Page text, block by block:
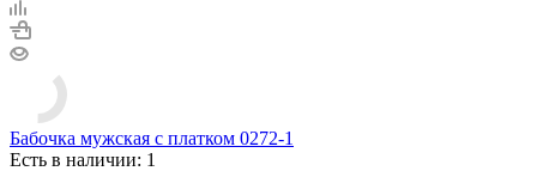
Бабочка мужская с платком 0272-1
Есть в наличии: 1